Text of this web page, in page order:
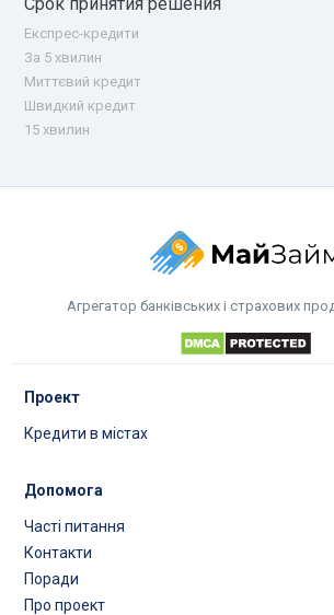
Експрес-кредити
За 5 хвилин
Миттєвий кредит
Швидкий кредит
15 хвилин
Агрегатор банківських і страхових
Проект
Кредити в містах
Допомога
Часті питання
Контакти
Поради
Про проект